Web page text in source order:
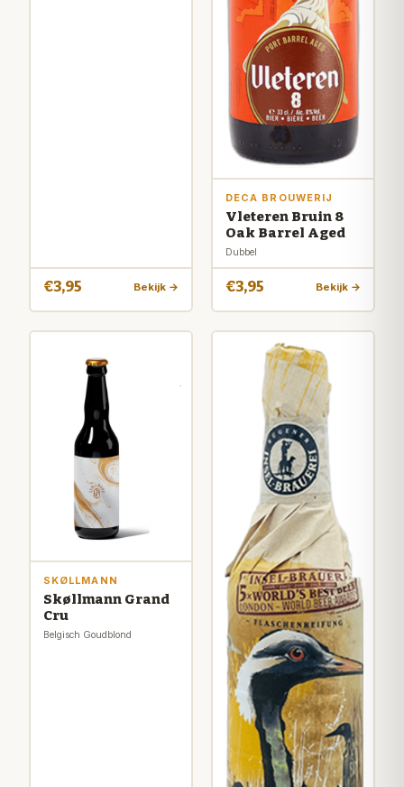
€3,95 Bekijk →
DECA BROUWERIJ
Vleteren Bruin 8
Oak Barrel Aged
Dubbel
€3,95 Bekijk →
SKØLLMANN
Skøllmann Grand
Cru
Belgisch Goudblond